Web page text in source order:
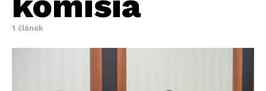
1 článok